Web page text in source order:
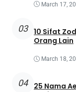
March 17,
03 10 Sifat
Orang Lain
March 18,
04
25 Nama